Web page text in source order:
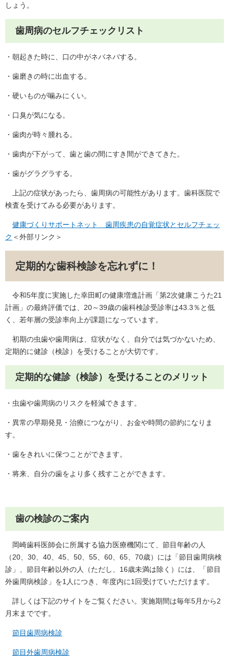
しょう。
歯周病のセルフチェックリスト
・朝起きた時に、口の中がネバネバする。
・歯磨きの時に出血する。
・硬いものが噛みにくい。
・口臭が気になる。
・歯肉が時々腫れる。
・歯肉が下がって、歯と歯の間にすき間ができてきた。
・歯がグラグラする。
上記の症状があったら、歯周病の可能性があります。歯科医院で
検査を受けてみる必要があります。
健康づくりサポートネット 歯周疾患の自覚症状とセルフチェッ
ク ＜外部リンク＞
定期的な歯科検診を忘れずに！
令和5年度に実施した幸田町の健康増進計画「第2次健康こうた21
計画」の最終評価では、20～39歳の歯科検診受診率は43.3％と低
く、若年層の受診率向上が課題になっています。
初期の虫歯や歯周病は、症状がなく、自分では気づかないため、
定期的に健診（検診）を受けることが大切です。
定期的な健診（検診）を受けることのメリット
・虫歯や歯周病のリスクを軽減できます。
・異常の早期発見・治療につながり、お金や時間の節約になりま
す。
・歯をきれいに保つことができます。
・将来、自分の歯をより多く残すことができます。
歯の検診のご案内
岡崎歯科医師会に所属する協力医療機関にて、節目年齢の人
（20、30、40、45、50、55、60、65、70歳）には「節目歯周病検
診」、節目年齢以外の人（ただし、16歳未満は除く）には、「節目
外歯周病検診」を1人につき、年度内に1回受けていただけます。
詳しくは下記のサイトをご覧ください。実施期間は毎年5月から2
月末までです。
節目歯周病検診
節目外歯周病検診